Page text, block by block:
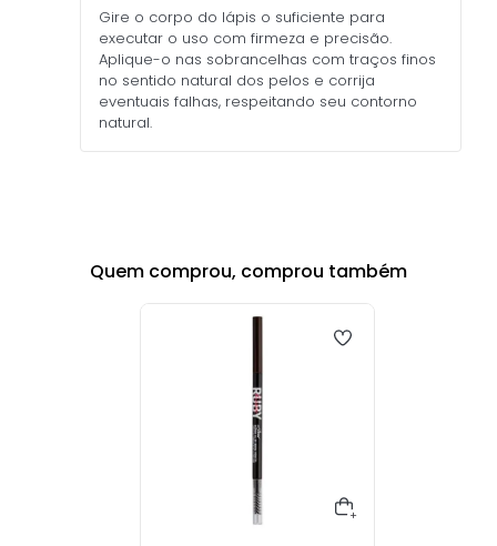
Gire o corpo do lápis o suficiente para
executar o uso com firmeza e precisão.
Aplique-o nas sobrancelhas com traços finos
no sentido natural dos pelos e corrija
eventuais falhas, respeitando seu contorno
natural.
Quem comprou, comprou também